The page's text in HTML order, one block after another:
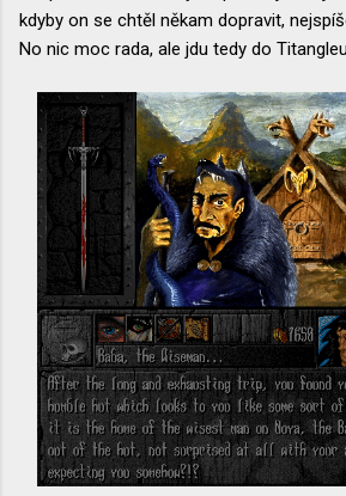
kdyby on se chtěl někam dopravit,
No nic moc rada, ale jdu tedy do